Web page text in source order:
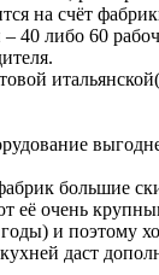
на счёт
– 40 либо 60
большие
её очень
и поэтому
даст